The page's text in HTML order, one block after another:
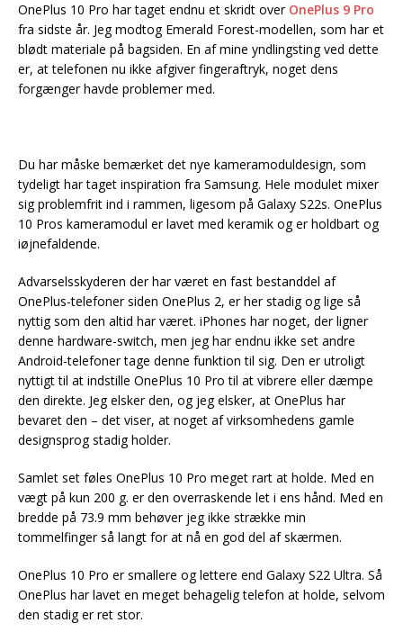
OnePlus 10 Pro har taget endnu et skridt over OnePlus 9 Pro
fra sidste år. Jeg modtog Emerald Forest-modellen, som har et
blødt materiale på bagsiden. En af mine yndlingsting ved dette
er, at telefonen nu ikke afgiver fingeraftryk, noget dens
forgænger havde problemer med.
Du har måske bemærket det nye kameramoduldesign, som
tydeligt har taget inspiration fra Samsung. Hele modulet mixer
sig problemfrit ind i rammen, ligesom på Galaxy S22s. OnePlus
10 Pros kameramodul er lavet med keramik og er holdbart og
iøjnefaldende.
Advarselsskyderen der har været en fast bestanddel af
OnePlus-telefoner siden OnePlus 2, er her stadig og lige så
nyttig som den altid har været. iPhones har noget, der ligner
denne hardware-switch, men jeg har endnu ikke set andre
Android-telefoner tage denne funktion til sig. Den er utroligt
nyttigt til at indstille OnePlus 10 Pro til at vibrere eller dæmpe
den direkte. Jeg elsker den, og jeg elsker, at OnePlus har
bevaret den – det viser, at noget af virksomhedens gamle
designsprog stadig holder.
Samlet set føles OnePlus 10 Pro meget rart at holde. Med en
vægt på kun 200 g. er den overraskende let i ens hånd. Med en
bredde på 73.9 mm behøver jeg ikke strække min
tommelfinger så langt for at nå en god del af skærmen.
OnePlus 10 Pro er smallere og lettere end Galaxy S22 Ultra. Så
OnePlus har lavet en meget behagelig telefon at holde, selvom
den stadig er ret stor.